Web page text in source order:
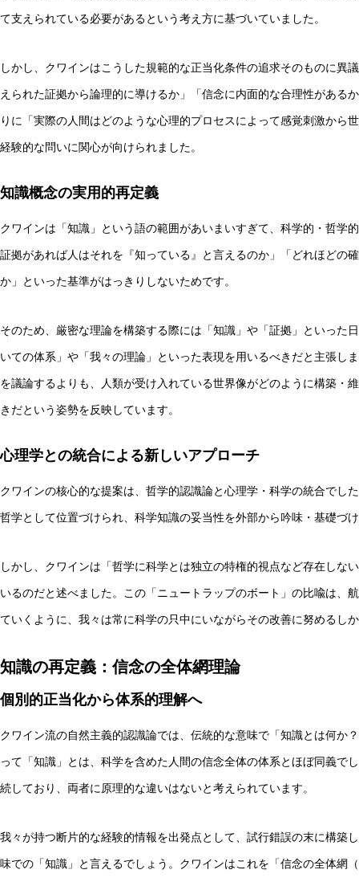
て支えられている必要があるという考え方に基づいていました。
しかし、クワインはこうした規範的な正当化条件の追求そのものに異
えられた証拠から論理的に導けるか」「信念に内面的な合理性がある
りに「実際の人間はどのような心理的プロセスによって感覚刺激から
経験的な問いに関心が向けられました。
知識概念の実用的再定義
クワインは「知識」という語の範囲があいまいすぎて、科学的・哲学
証拠があれば人はそれを『知っている』と言えるのか」「どれほどの
か」といった基準がはっきりしないためです。
そのため、厳密な理論を構築する際には「知識」や「証拠」といった
いての体系」や「我々の理論」といった表現を用いるべきだと主張し
を議論するよりも、人類が受け入れている世界像がどのように構築・
きだという姿勢を反映しています。
心理学との統合による新しいアプローチ
クワインの核心的な提案は、哲学的認識論と心理学・科学の統合でし
哲学として位置づけられ、科学知識の妥当性を外部から吟味・基礎づ
しかし、クワインは「哲学に科学とは独立の特権的視点など存在しな
いるのだと述べました。この「ニュートラップのボート」の比喩は、
ていくように、我々は常に科学の只中にいながらその改善に努めるし
知識の再定義：信念の全体網理論
個別的正当化から体系的理解へ
クワイン流の自然主義的認識論では、伝統的な意味で「知識とは何か
って「知識」とは、科学を含めた人間の信念全体の体系とほぼ同義で
続しており、両者に原理的な違いはないと考えられています。
我々が持つ断片的な経験的情報を出発点として、試行錯誤の末に構築
味での「知識」と言えるでしょう。クワインはこれを「信念の全体網